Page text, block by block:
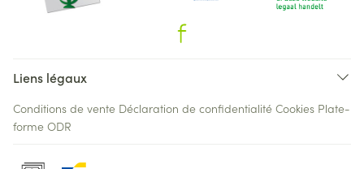
Liens légaux
Conditions de vente Déclaration de confidentialité Cookies Plate-
forme ODR